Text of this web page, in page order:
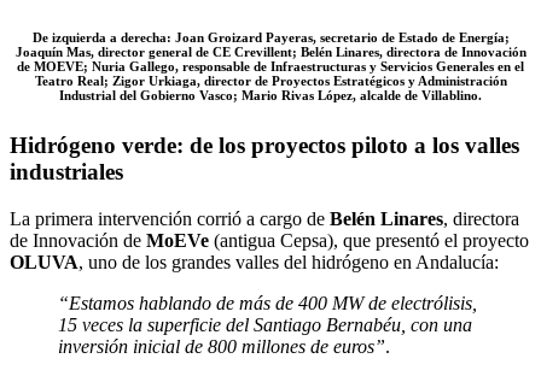
De izquierda a derecha: Joan Groizard Payeras, secretario de Estado de Energía;
Joaquín Mas, director general de CE Crevillent; Belén Linares, directora de Innovación
de MOEVE; Nuria Gallego, responsable de Infraestructuras y Servicios Generales en el
Teatro Real; Zigor Urkiaga, director de Proyectos Estratégicos y Administración
Industrial del Gobierno Vasco; Mario Rivas López, alcalde de Villablino.
Hidrógeno verde: de los proyectos piloto a los valles
industriales
La primera intervención corrió a cargo de Belén Linares, directora
de Innovación de MoEVe (antigua Cepsa), que presentó el proyecto
OLUVA, uno de los grandes valles del hidrógeno en Andalucía:
“Estamos hablando de más de 400 MW de electrólisis,
15 veces la superficie del Santiago Bernabéu, con una
inversión inicial de 800 millones de euros”.